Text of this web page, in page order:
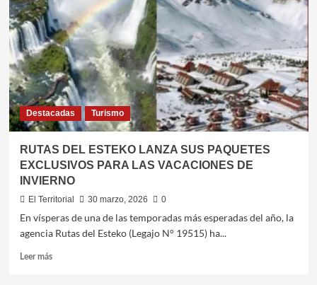
MOVILIZÓ
A
1,1
MILLONES
DE
TURISTAS
CON
UN
IMPACTO
DE
235
MIL
MILLONES
Destacadas Turismo
RUTAS DEL ESTEKO LANZA SUS PAQUETES
EXCLUSIVOS PARA LAS VACACIONES DE
INVIERNO
El Territorial 30 marzo, 2026 0
​​En vísperas de una de las temporadas más esperadas del año, la
agencia Rutas del Esteko (Legajo N° 19515) ha...
Leer másLeer